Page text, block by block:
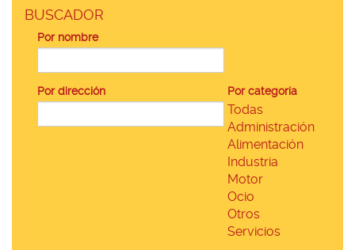
BUSCADOR
Por nombre
Por dirección Por categoría
Todas
Administración
Alimentación
Industria
Motor
Ocio
Otros
Servicios